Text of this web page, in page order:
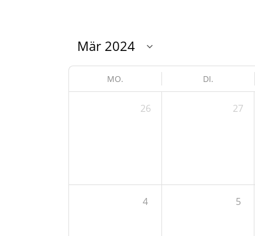
MO. DI.
26 27
4 5